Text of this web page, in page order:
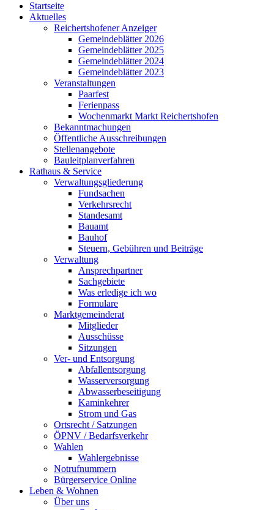
Startseite
Aktuelles
Reichertshofener Anzeiger
Gemeindeblätter 2026
Gemeindeblätter 2025
Gemeindeblätter 2024
Gemeindeblätter 2023
Veranstaltungen
Paarfest
Ferienpass
Wochenmarkt Markt Reichertshofen
Bekanntmachungen
Öffentliche Ausschreibungen
Stellenangebote
Bauleitplanverfahren
Rathaus & Service
Verwaltungsgliederung
Fundsachen
Verkehrsrecht
Standesamt
Bauamt
Bauhof
Steuern, Gebühren und Beiträge
Verwaltung
Ansprechpartner
Sachgebiete
Was erledige ich wo
Formulare
Marktgemeinderat
Mitglieder
Ausschüsse
Sitzungen
Ver- und Entsorgung
Abfallentsorgung
Wasserversorgung
Abwasserbeseitigung
Kaminkehrer
Strom und Gas
Ortsrecht / Satzungen
ÖPNV / Bedarfsverkehr
Wahlen
Wahlergebnisse
Notrufnummern
Bürgerservice Online
Leben & Wohnen
Über uns